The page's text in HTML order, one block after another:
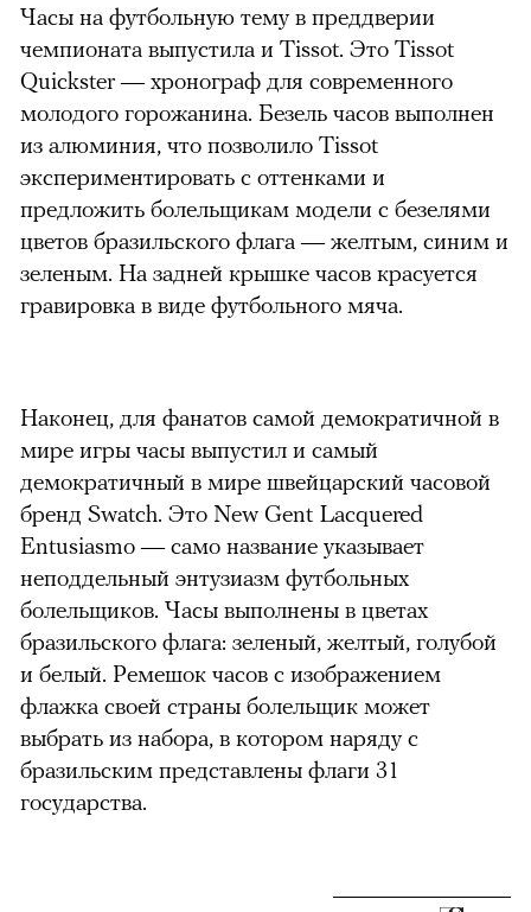
Часы на футбольную тему в преддверии
чемпионата выпустила и Tissot. Это Tissot
Quickster — хронограф для современного
молодого горожанина. Безель часов выполнен
из алюминия, что позволило Tissot
экспериментировать с оттенками и
предложить болельщикам модели с безелями
цветов бразильского флага — желтым, синим и
зеленым. На задней крышке часов красуется
гравировка в виде футбольного мяча.
00:00 /00:00
Наконец, для фанатов самой демократичной в
мире игры часы выпустил и самый
демократичный в мире швейцарский часовой
бренд Swatch. Это New Gent Lacquered
Entusiasmo — само название указывает
неподдельный энтузиазм футбольных
болельщиков. Часы выполнены в цветах
бразильского флага: зеленый, желтый, голубой
и белый. Ремешок часов с изображением
флажка своей страны болельщик может
выбрать из набора, в котором наряду с
бразильским представлены флаги 31
государства.